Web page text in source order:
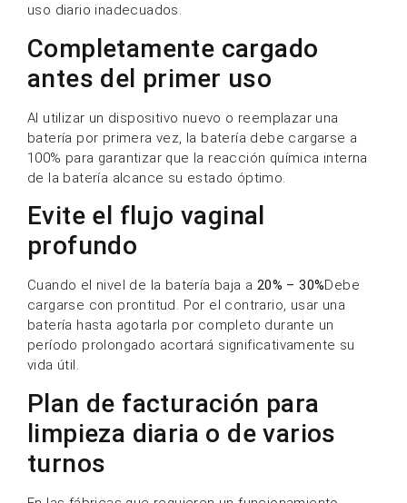
uso diario inadecuados.
Completamente cargado
antes del primer uso
Al utilizar un dispositivo nuevo o reemplazar una
batería por primera vez, la batería debe cargarse a
100% para garantizar que la reacción química interna
de la batería alcance su estado óptimo.
Evite el flujo vaginal
profundo
Cuando el nivel de la batería baja a 20% – 30%Debe
cargarse con prontitud. Por el contrario, usar una
batería hasta agotarla por completo durante un
período prolongado acortará significativamente su
vida útil.
Plan de facturación para
limpieza diaria o de varios
turnos